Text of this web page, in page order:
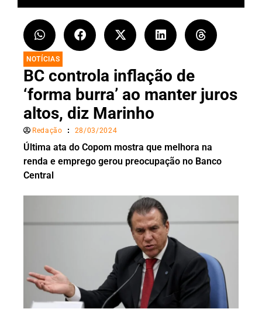
NOTÍCIAS
BC controla inflação de
‘forma burra’ ao manter juros
altos, diz Marinho
Redação 28/03/2024
Última ata do Copom mostra que melhora na
renda e emprego gerou preocupação no Banco
Central